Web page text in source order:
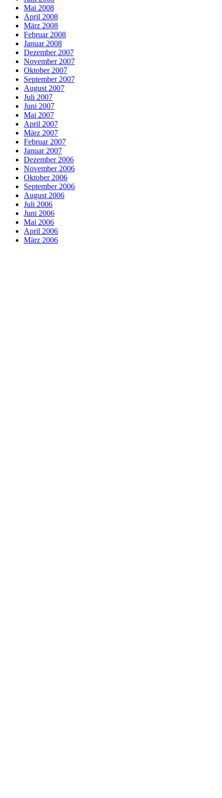
Mai 2008
April 2008
März 2008
Februar 2008
Januar 2008
Dezember 2007
November 2007
Oktober 2007
September 2007
August 2007
Juli 2007
Juni 2007
Mai 2007
April 2007
März 2007
Februar 2007
Januar 2007
Dezember 2006
November 2006
Oktober 2006
September 2006
August 2006
Juli 2006
Juni 2006
Mai 2006
April 2006
März 2006